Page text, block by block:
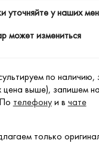
уточняйте у наших
может измениться
по наличию,
цена выше), запишем
телефонуи в чате
только